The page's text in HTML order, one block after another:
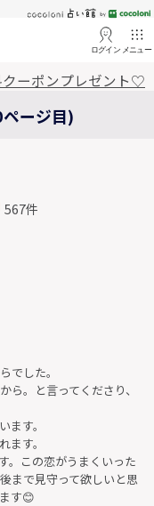
ログイン メニュー
クーポンプレゼント♡
ージ目)
567件
でした。
。と言ってくださり、
す。
す。
。この恋がうまくいった
まで見守って欲しいと思
す😊